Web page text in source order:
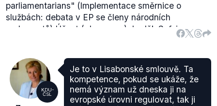
parliamentarians" (Implementace směrnice o
službách: debata v EP se členy národních
parlamentů) Účast ( .doc
; ang.): Luděk Sefzig
professionals: How to make it work?" (Vnitřní trh pro
zaměstnance: Jak jej uvést do praxe?) Účast ( .pdf
ang): Miroslav Krejča (Senát)
Ondřej Benešík (KDU-ČSL), současný předseda
KDU-
ČSL
Je to v Lisabonské smlouvě. Ta
kompetence, pokud se ukáže, že
nemá význam už dneska ji na
evropské úrovni regulovat, tak ji